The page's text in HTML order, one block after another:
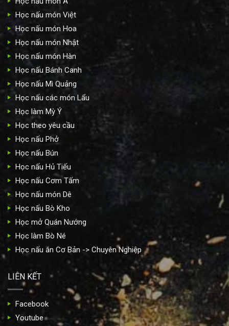
Học nấu món Việt
Học nấu món Hoa
Học nấu món Nhật
Học nấu món Hàn
Học nấu Bánh Canh
Học nấu Mì Quảng
Học nấu các món Lẩu
Học làm Mỳ Ý
Học theo yêu cầu
Học nấu Phở
Học nấu Bún
Học nấu Hủ Tiếu
Học nấu Cơm Tấm
Học nấu món Dê
Học nấu Bò Kho
Học mở Quán Nướng
Học làm Bò Né
Học nấu ăn Cơ Bản -> Chuyên Nghiệp
LIÊN KẾT
Facebook
Youtube